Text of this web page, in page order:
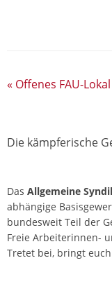
« Offenes FAU-Lokal
Die kämpferische
Das Allgemeine
abhängige
bundesweit Teil der
Freie Arbeiterinnen-
Tretet bei, bringt